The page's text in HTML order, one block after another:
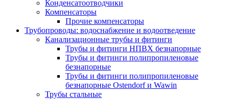
Конденсатоотводчики
Компенсаторы
Прочие компенсаторы
Трубопроводы: водоснабжение и водоотведение
Канализационные трубы и фитинги
Трубы и фитинги НПВХ безнапорные
Трубы и фитинги полипропиленовые
безнапорные
Трубы и фитинги полипропиленовые
безнапорные Ostendorf и Wawin
Трубы стальные